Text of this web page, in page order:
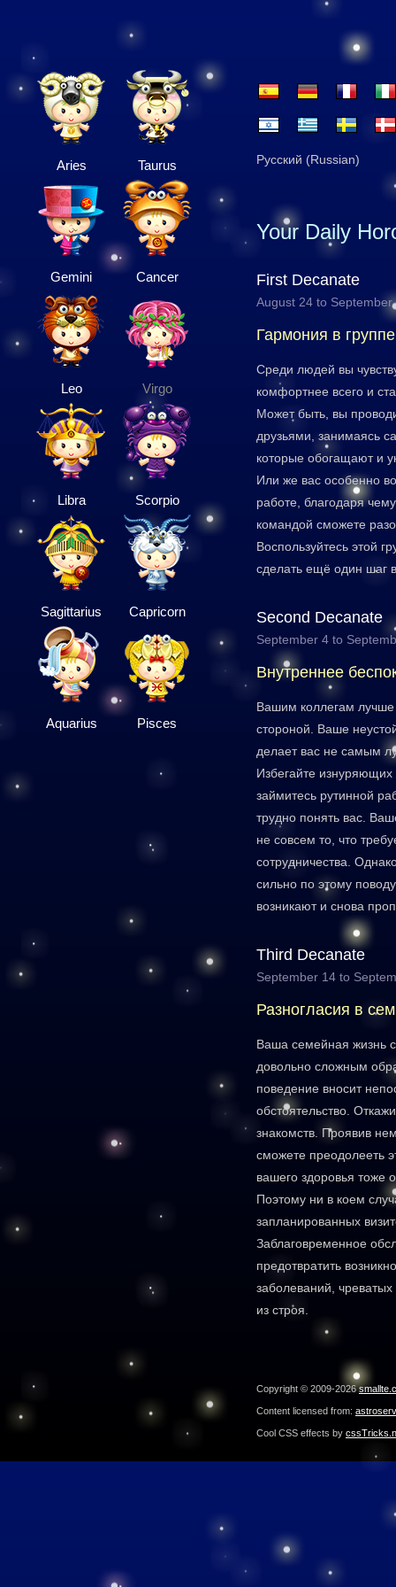
Aries Taurus
Gemini Cancer
Leo Virgo
Libra Scorpio
Sagittarius Capricorn
Aquarius Pisces
Русский (Russian)
Your Daily
First Decanate
August 24 to September
Гармония в группе
Среди людей вы
комфортнее всего и
Может быть, вы
друзьями, занимаясь
которые обогащают и
Или же вас особенно
работе, благодаря
командой сможете
Воспользуйтесь этой
сделать ещё один шаг
Second Decanate
September 4 to
Внутреннее
Вашим коллегам лучше
стороной. Ваше
делает вас не самым
Избегайте
займитесь рутинной
трудно понять вас.
не совсем то, что
сотрудничества.
сильно по этому
возникают и снова
Third Decanate
September 14 to
Разногласия в
Ваша семейная жизнь
довольно сложным
поведение вносит
обстоятельство.
знакомств. Проявив
сможете преодолееть
вашего здоровья тоже
Поэтому ни в коем
запланированных
Заблаговременное
предотвратить
заболеваний,
из строя.
Copyright © 2009-2026
Content licensed from:
Cool CSS effects by